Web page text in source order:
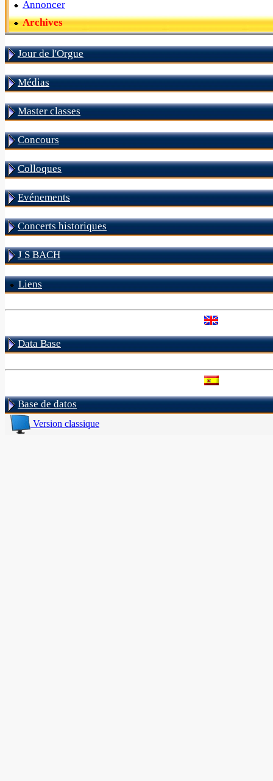
Annoncer
Archives
Jour de l'Orgue
Médias
Master classes
Concours
Colloques
Evénements
Concerts historiques
J S BACH
Liens
Data Base
Base de datos
Version classique